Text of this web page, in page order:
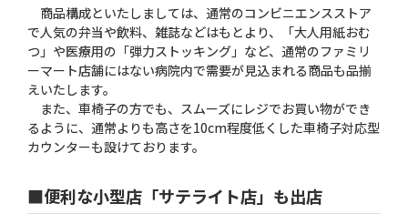
商品構成といたしましては、通常のコンビニエンスストア
で人気の弁当や飲料、雑誌などはもとより、「大人用紙おむ
つ」や医療用の「弾力ストッキング」など、通常のファミリ
ーマート店舗にはない病院内で需要が見込まれる商品も品揃
えいたします。
また、車椅子の方でも、スムーズにレジでお買い物ができ
るように、通常よりも高さを10cm程度低くした車椅子対応型
カウンターも設けております。
■便利な小型店「サテライト店」も出店